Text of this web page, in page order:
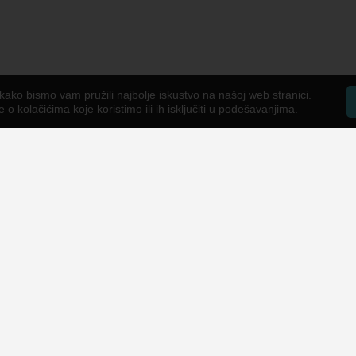
bismo vam pružili najbolje iskustvo na našoj web stranici.
o kolačićima koje koristimo ili ih isključiti u podešavanjima